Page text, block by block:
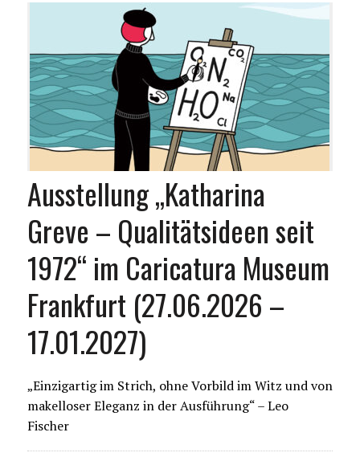
Ausstellung „Katharina
Greve – Qualitätsideen seit
1972“ im Caricatura Museum
Frankfurt (27.06.2026 –
17.01.2027)
„Einzigartig im Strich, ohne Vorbild im Witz und von
makelloser Eleganz in der Ausführung“ – Leo
Fischer